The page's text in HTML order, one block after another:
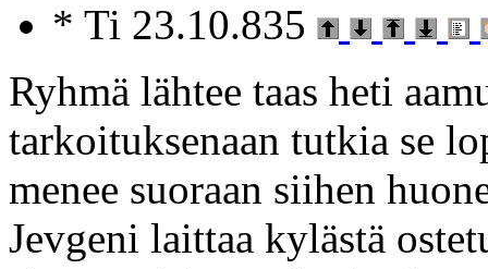
* Ti 23.10.835
Ryhmä lähtee taas heti
tarkoituksenaan tutkia se
menee suoraan siihen
Jevgeni laittaa kylästä